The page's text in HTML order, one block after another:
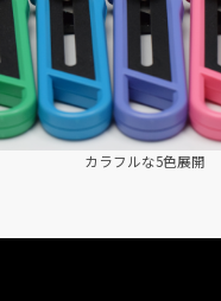
カラフルな5色展開